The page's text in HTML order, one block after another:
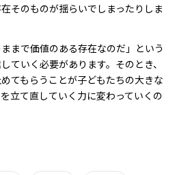
そのものが揺らいでしまったりしま
まで価値のある存在なのだ」という
ていく必要があります。そのとき、
てもらうことが子どもたちの大きな
立て直していく力に変わっていくの